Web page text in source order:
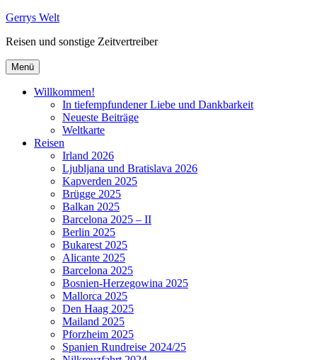
Zum
springen
Gerrys Welt
Reisen und sonstige Zeitvertreiber
Menü
Willkommen!
In tiefempfundener Liebe und Dankbarkeit
Neueste Beiträge
Weltkarte
Reisen
Irland 2026
Ljubljana und Bratislava 2026
Kapverden 2025
Brügge 2025
Balkan 2025
Barcelona 2025 – II
Berlin 2025
Bukarest 2025
Alicante 2025
Barcelona 2025
Bosnien-Herzegowina 2025
Mallorca 2025
Den Haag 2025
Mailand 2025
Pforzheim 2025
Spanien Rundreise 2024/25